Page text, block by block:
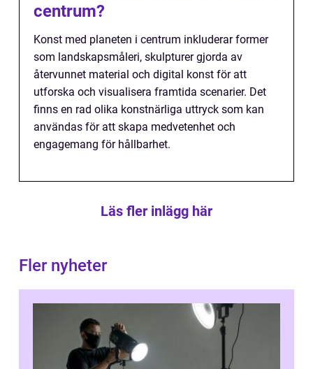
centrum?
Konst med planeten i centrum inkluderar former
som landskapsmåleri, skulpturer gjorda av
återvunnet material och digital konst för att
utforska och visualisera framtida scenarier. Det
finns en rad olika konstnärliga uttryck som kan
användas för att skapa medvetenhet och
engagemang för hållbarhet.
Läs fler inlägg här
Fler nyheter